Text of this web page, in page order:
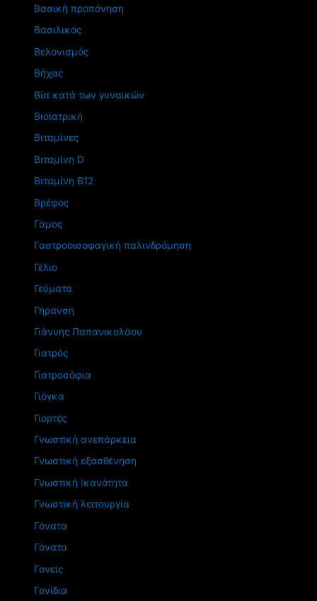
Βασική προπόνηση
Βασιλικός
Βελονισμός
Βήχας
Βία κατά των γυναικών
Βιοϊατρική
Βιταμίνες
Βιταμίνη D
Βιταμίνη Β12
Βρέφος
Γάμος
Γαστροοισοφαγική παλινδρόμηση
Γέλιο
Γεύματα
Γήρανση
Γιάννης Παπανικολάου
Γιατρός
Γιατροσόφια
Γιόγκα
Γιορτές
Γνωστική ανεπάρκεια
Γνωστική εξασθένηση
Γνωστική Ικανότητα
Γνωστική λειτουργία
Γόνατα
Γόνατο
Γονείς
Γονίδια